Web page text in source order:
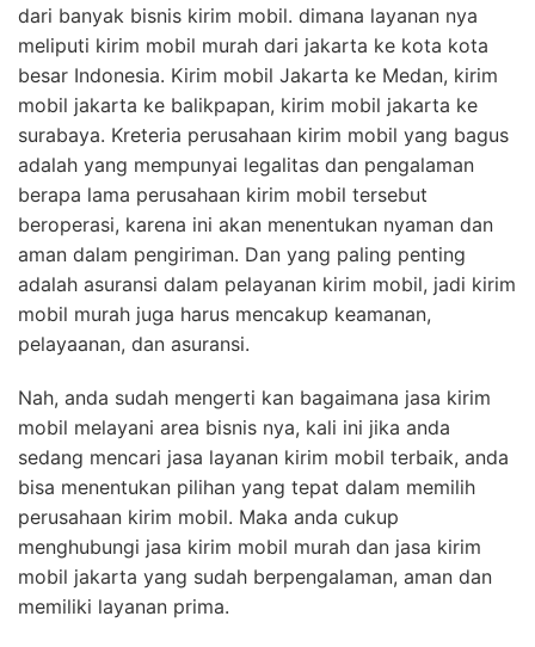
dari banyak bisnis kirim mobil. dimana layanan nya
meliputi kirim mobil murah dari jakarta ke kota kota
besar Indonesia. Kirim mobil Jakarta ke Medan, kirim
mobil jakarta ke balikpapan, kirim mobil jakarta ke
surabaya. Kreteria perusahaan kirim mobil yang bagus
adalah yang mempunyai legalitas dan pengalaman
berapa lama perusahaan kirim mobil tersebut
beroperasi, karena ini akan menentukan nyaman dan
aman dalam pengiriman. Dan yang paling penting
adalah asuransi dalam pelayanan kirim mobil, jadi kirim
mobil murah juga harus mencakup keamanan,
pelayaanan, dan asuransi.
Nah, anda sudah mengerti kan bagaimana jasa kirim
mobil melayani area bisnis nya, kali ini jika anda
sedang mencari jasa layanan kirim mobil terbaik, anda
bisa menentukan pilihan yang tepat dalam memilih
perusahaan kirim mobil. Maka anda cukup
menghubungi jasa kirim mobil murah dan jasa kirim
mobil jakarta yang sudah berpengalaman, aman dan
memiliki layanan prima.